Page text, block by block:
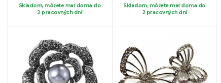
syntetická sivá
perla.Tento jedinečný
šaty, blúzku, či sveter.
Skladom, môžete mať doma do
2 pracovných dní
kaderníčky, ktoré ich
práca napĺňa a baví.
Skladom, môžete mať doma do
2 pracovných dní